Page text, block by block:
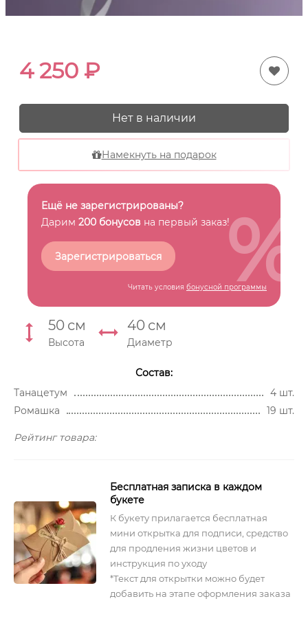
4 250 ₽
Нет в наличии
Намекнуть на подарок
Ещё не зарегистрированы?
Дарим 200 бонусов на первый заказ!
Зарегистрироваться
Читать условия бонусной программы
%
50 см
Высота
40 см
Диаметр
Состав:
Танацетум
4 шт.
Ромашка
19 шт.
Рейтинг товара:
Бесплатная записка в каждом
букете
К букету прилагается бесплатная
мини открытка для подписи, средство
для продления жизни цветов и
инструкция по уходу
*Текст для открытки можно будет
добавить на этапе оформления заказа